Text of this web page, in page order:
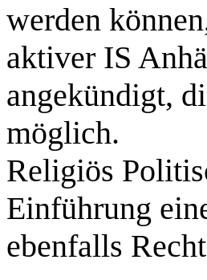
werden
aktiver IS
angekündigt,
möglich.
Religiös
Einführung
ebenfalls